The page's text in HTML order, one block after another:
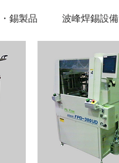
錫製品 波峰焊錫設備